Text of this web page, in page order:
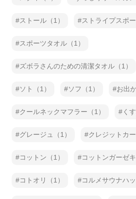
ストール（1） ストライプスポ
スポーツタオル（1）
ズボラさんのための清潔タオル（1）
ソト（1） ソフ（1） お出
クールネックマフラー（1） く
グレージュ（1） クレジットカ
コットン（1） コットンガーゼ
コトオリ（1） コルメサウナハッ